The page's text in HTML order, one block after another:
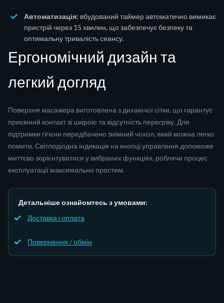
Автоматизація: вбудований таймер автоматично вимикає
пристрій через 15 хвилин, що забезпечує безпеку та
оптимальну тривалість сеансу.
Ергономічний дизайн та
легкий догляд
Поверхня масажера виготовлена з дихаючої сітки, що гарантує
приємний контакт зі шкірою та відсутність перегріву. Для
підтримки гігієни передбачено знімний чохол, який можна легко
помити. Світлодіодна індикація на кнопці управління допоможе
миттєво зорієнтуватися у вибраних функціях, роблячи процес
експлуатації максимально простим.
Детальніше ознайомтесь з умовами:
Доставка і оплата
Повернення / обмін